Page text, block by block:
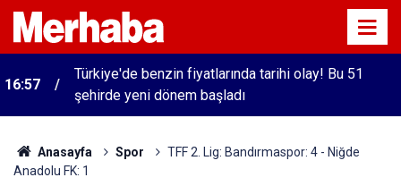
16:57
Türkiye'de benzin fiyatlarında tarihi olay! Bu 51
şehirde yeni dönem başladı
Anasayfa Spor
TFF 2. Lig: Bandırmaspor: 4 - Niğde
Anadolu FK: 1